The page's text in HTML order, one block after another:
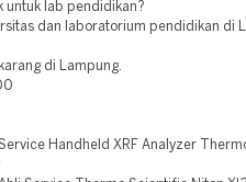
untuk lab pendidikan?
dan laboratorium pendidikan di
di Lampung.
Handheld XRF Analyzer